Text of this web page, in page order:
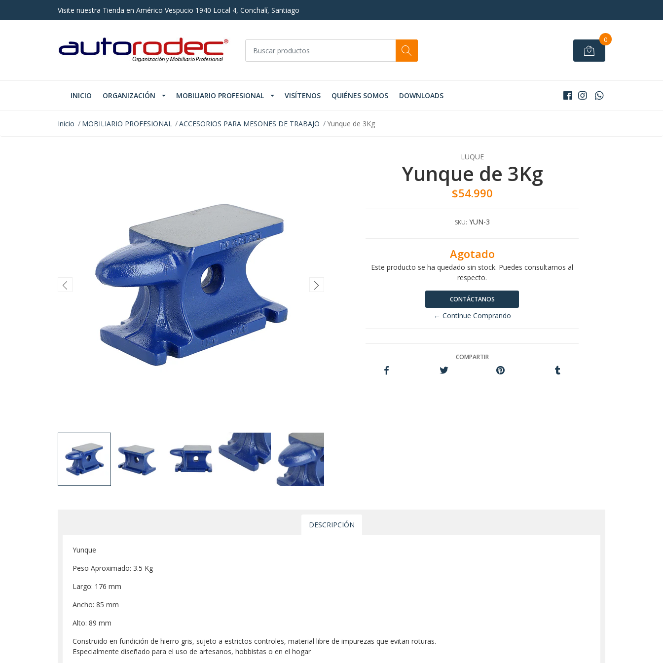
Visite nuestra Tienda en Américo Vespucio 1940 Local 4, Conchalí, Santiago
0
INICIO ORGANIZACIÓN MOBILIARIO PROFESIONAL VISÍTENOS QUIÉNES SOMOS DOWNLOADS
Inicio MOBILIARIO PROFESIONAL ACCESORIOS PARA MESONES DE TRABAJO Yunque de 3Kg
LUQUE
Yunque de 3Kg
$54.990
SKU: YUN-3
Agotado
Este producto se ha quedado sin stock. Puedes consultarnos al
respecto.
CONTÁCTANOS
← Continue Comprando
COMPARTIR
DESCRIPCIÓN
Yunque
Peso Aproximado: 3.5 Kg
Largo: 176 mm
Ancho: 85 mm
Alto: 89 mm
Construido en fundición de hierro gris, sujeto a estrictos controles, material libre de impurezas que evitan roturas.
Especialmente diseñado para el uso de artesanos, hobbistas o en el hogar